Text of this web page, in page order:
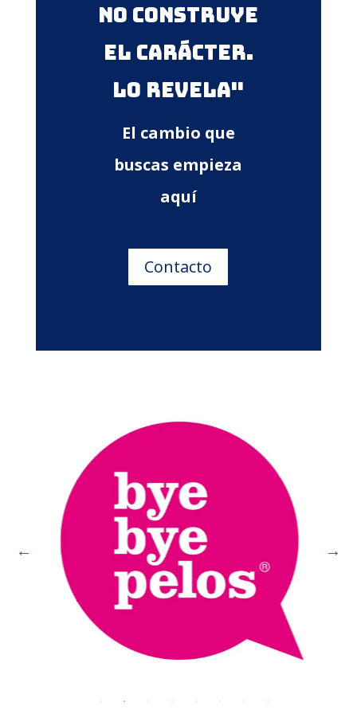
no construye
el carácter.
Lo revela"
El cambio que
buscas empieza
aquí
Contacto